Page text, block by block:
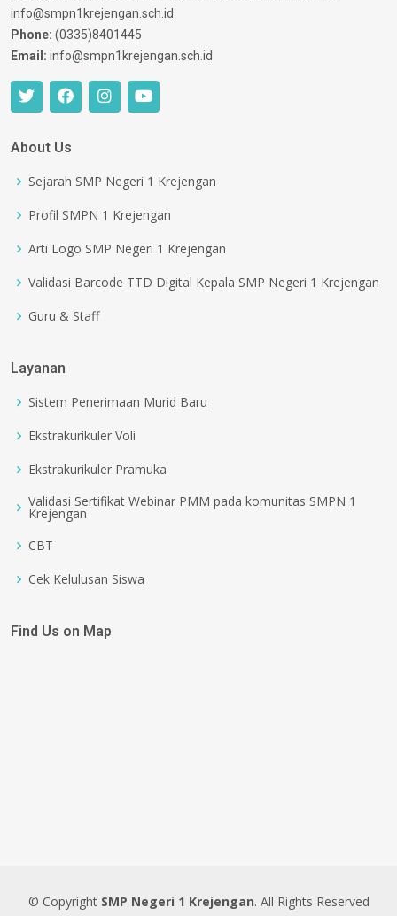
info@smpn1krejengan.sch.id
Phone: (0335)8401445
Email: info@smpn1krejengan.sch.id
About Us
Sejarah SMP Negeri 1 Krejengan
Profil SMPN 1 Krejengan
Arti Logo SMP Negeri 1 Krejengan
Validasi Barcode TTD Digital Kepala SMP Negeri 1 Krejengan
Guru & Staff
Layanan
Sistem Penerimaan Murid Baru
Ekstrakurikuler Voli
Ekstrakurikuler Pramuka
Validasi Sertifikat Webinar PMM pada komunitas SMPN 1
Krejengan
CBT
Cek Kelulusan Siswa
Find Us on Map
© Copyright SMP Negeri 1 Krejengan. All Rights Reserved